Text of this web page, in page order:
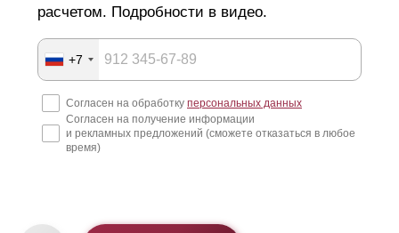
расчетом. Подробности в видео.
+7
Согласен на обработку персональных данных
Согласен на получение информации
и рекламных предложений (сможете отказаться в любое
время)